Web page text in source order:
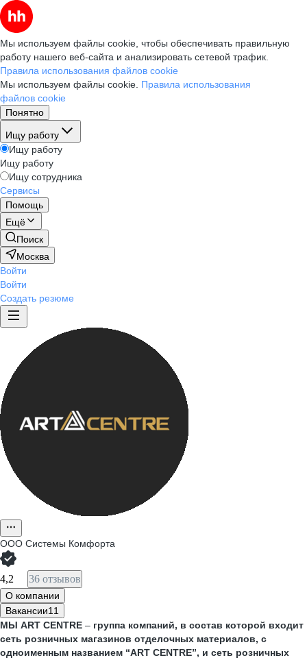
Мы используем файлы cookie, чтобы обеспечивать правильную
работу нашего веб-сайта и анализировать сетевой трафик.
Правила использования файлов cookie
Мы используем файлы cookie. Правила использования
файлов cookie
Понятно
Ищу работу
Ищу работу
Ищу работу
Ищу сотрудника
Сервисы
Помощь
Ещё
Поиск
Москва
Войти
Войти
Создать резюме
ООО Системы Комфорта
4,2 36 отзывов
О компании
Вакансии11
МЫ ART CENTRE – группа компаний, в состав которой входит
сеть розничных магазинов отделочных материалов, с
одноименным названием “ART CENTRE”, и сеть розничных